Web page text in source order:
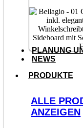
PLANUNG
NEWS
PRODUKTE
ALLE
ANZEIGEN